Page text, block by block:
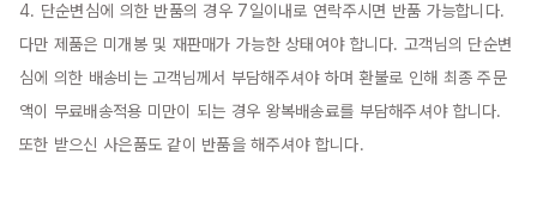
4. 단순변심에 의한 반품의 경우 7일이내로 연락주시면 반품 가능합니다.
다만 제품은 미개봉 및 재판매가 가능한 상태여야 합니다. 고객님의 단순변
심에 의한 배송비는 고객님께서 부담해주셔야 하며 환불로 인해 최종 주문
액이 무료배송적용 미만이 되는 경우 왕복배송료를 부담해주셔야 합니다.
또한 받으신 사은품도 같이 반품을 해주셔야 합니다.